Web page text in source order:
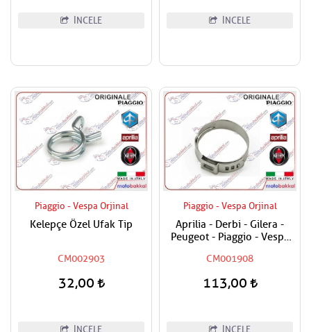
İNCELE İNCELE
Piaggio - Vespa Orjinal
Kelepçe Özel Ufak Tip
CM002903
32,00
İNCELE
Piaggio - Vespa Orjinal
Aprilia - Derbi - Gilera -
Peugeot - Piaggio - Vespa
Kelepçesi
CM001908
113,00
İNCELE